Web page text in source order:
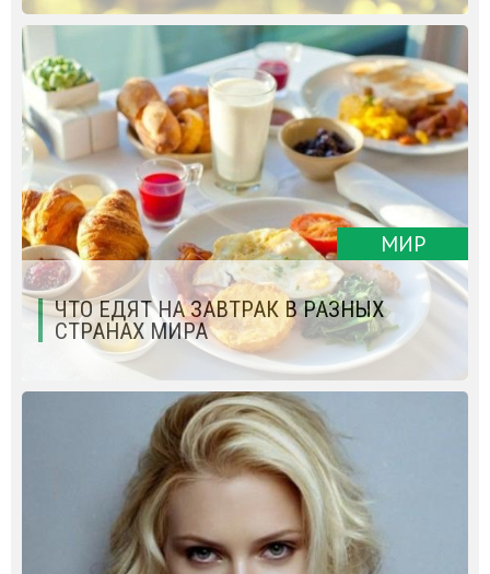
МИР
ЧТО ЕДЯТ НА ЗАВТРАК В РАЗНЫХ
СТРАНАХ МИРА